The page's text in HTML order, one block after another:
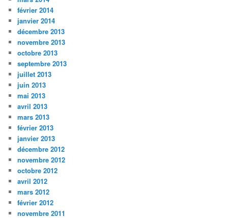
février 2014
janvier 2014
décembre 2013
novembre 2013
octobre 2013
septembre 2013
juillet 2013
juin 2013
mai 2013
avril 2013
mars 2013
février 2013
janvier 2013
décembre 2012
novembre 2012
octobre 2012
avril 2012
mars 2012
février 2012
novembre 2011